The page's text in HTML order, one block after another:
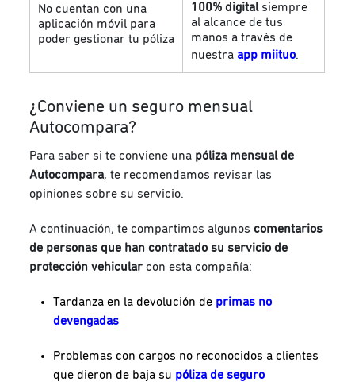
No cuentan con una
aplicación móvil para
poder gestionar tu póliza
100% digitalsiempre
al alcance de tus
manos a través de
nuestra app miituo.
¿Conviene un seguro mensual
Autocompara?
Para saber si te conviene una póliza mensual de
Autocompara, te recomendamos revisar las
opiniones sobre su servicio.
A continuación, te compartimos algunoscomentarios
de personas que han contratado su servicio de
protección vehicular con esta compañía:
Tardanza en la devolución de primas no
devengadas
Problemas con cargos no reconocidos a clientes
que dieron de baja su póliza de seguro